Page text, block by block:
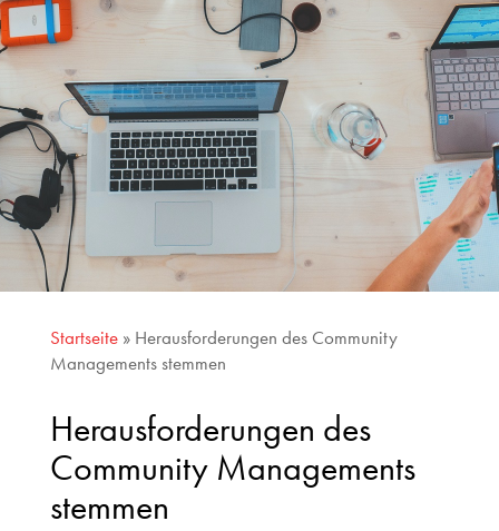
Startseite» Herausforderungen des Community
Managements stemmen
Herausforderungen des
Community Managements
stemmen